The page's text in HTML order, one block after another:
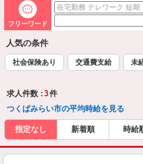
フリーワード
人気の条件
社会保険あり 交通費支給 未
求人件数 : 3件
つくばみらい市の平均時給を見る
指定なし 新着順 時給